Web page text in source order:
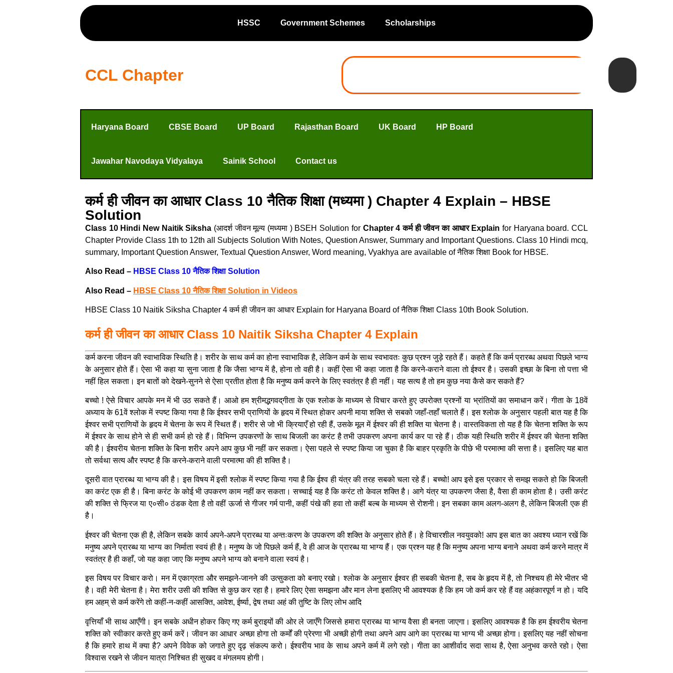
HSSC Government Schemes Scholarships
CCL Chapter
Haryana Board CBSE Board UP Board Rajasthan Board UK Board HP Board
Jawahar Navodaya Vidyalaya Sainik School Contact us
कर्म ही जीवन का आधार Class 10 नैतिक शिक्षा (मध्यमा ) Chapter 4 Explain – HBSE
Solution
Class 10 Hindi New Naitik Siksha (आदर्श जीवन मूल्य (मध्यमा ) BSEH Solution for Chapter 4 कर्म ही जीवन का आधार Explain for Haryana board. CCL
Chapter Provide Class 1th to 12th all Subjects Solution With Notes, Question Answer, Summary and Important Questions. Class 10 Hindi mcq,
summary, Important Question Answer, Textual Question Answer, Word meaning, Vyakhya are available of नैतिक शिक्षा Book for HBSE.
Also Read – HBSE Class 10 नैतिक शिक्षा Solution
Also Read – HBSE Class 10 नैतिक शिक्षा Solution in Videos
HBSE Class 10 Naitik Siksha Chapter 4 कर्म ही जीवन का आधार Explain for Haryana Board of नैतिक शिक्षा Class 10th Book Solution.
कर्म ही जीवन का आधार Class 10 Naitik Siksha Chapter 4 Explain
कर्म करना जीवन की स्वाभाविक स्थिति है। शरीर के साथ कर्म का होना स्वाभाविक है, लेकिन कर्म के साथ स्वभावतः कुछ प्रश्न जुड़े रहते हैं। कहते हैं कि कर्म प्रारब्ध अथवा पिछले भाग्य
के अनुसार होते हैं। ऐसा भी कहा या सुना जाता है कि जैसा भाग्य में है, होना तो वही है। कहीं ऐसा भी कहा जाता है कि करने-कराने वाला तो ईश्वर है। उसकी इच्छा के बिना तो पत्ता भी
नहीं हिल सकता। इन बातों को देखने-सुनने से ऐसा प्रतीत होता है कि मनुष्य कर्म करने के लिए स्वतंत्र है ही नहीं। यह सत्य है तो हम कुछ नया कैसे कर सकते हैं?
बच्चो ! ऐसे विचार आपके मन में भी उठ सकते हैं। आओ हम श्रीमद्भगवद्‌गीता के एक श्लोक के माध्यम से विचार करते हुए उपरोक्त प्रश्नों या भ्रांतियों का समाधान करें। गीता के 18वें
अध्याय के 61वें श्लोक में स्पष्ट किया गया है कि ईश्वर सभी प्राणियों के हृदय में स्थित होकर अपनी माया शक्ति से सबको जहाँ-तहाँ चलाते हैं। इस श्लोक के अनुसार पहली बात यह है कि
ईश्वर सभी प्राणियों के हृदय में चेतना के रूप में स्थित हैं। शरीर से जो भी क्रियाएँ हो रही हैं, उसके मूल में ईश्वर की ही शक्ति या चेतना है। वास्तविकता तो यह है कि चेतना शक्ति के रूप
में ईश्वर के साथ होने से ही सभी कर्म हो रहे हैं। विभिन्न उपकरणों के साथ बिजली का करंट है तभी उपकरण अपना कार्य कर पा रहे हैं। ठीक यही स्थिति शरीर में ईश्वर की चेतना शक्ति
की है। ईश्वरीय चेतना शक्ति के बिना शरीर अपने आप कुछ भी नहीं कर सकता। ऐसा पहले से स्पष्ट किया जा चुका है कि बाहर प्रकृति के पीछे भी परमात्मा की सत्ता है। इसलिए यह बात
तो सर्वथा सत्य और स्पष्ट है कि करने-कराने वाली परमात्मा की ही शक्ति है।
दूसरी वात प्रारब्ध या भाग्य की है। इस विषय में इसी श्लोक में स्पष्ट किया गया है कि ईश्व ही यंत्र की तरह सबको चला रहे हैं। बच्चो! आप इसे इस प्रकार से समझ सकते हो कि बिजली
का करंट एक ही है। बिना करंट के कोई भी उपकरण काम नहीं कर सकता। सच्चाई यह है कि करंट तो केवल शक्ति है। आगे यंत्र या उपकरण जैसा है, वैसा ही काम होता है। उसी करंट
की शक्ति से फ्रिज या ए०सी० ठंडक देता है तो वहीं ऊर्जा से गीजर गर्म पानी, कहीं पंखे की हवा तो कहीं बल्ब के माध्यम से रोशनी। इन सबका काम अलग-अलग है, लेकिन बिजली एक ही
है।
ईश्वर की चेतना एक ही है, लेकिन सबके कार्य अपने-अपने प्रारब्ध या अन्तःकरण के उपकरण की शक्ति के अनुसार होते हैं। हे विचारशील नवयुवको! आप इस बात का अवश्य ध्यान रखें कि
मनुष्य अपने प्रारब्ध या भाग्य का निर्माता स्वयं ही है। मनुष्य के जो पिछले कर्म हैं, वे ही आज के प्रारब्ध या भाग्य हैं। एक प्रश्न यह है कि मनुष्य अपना भाग्य बनाने अथवा कर्म करने मात्र में
स्वतंत्र है ही कहाँ, जो यह कहा जाए कि मनुष्य अपने भाग्य को बनाने वाला स्वयं है।
इस विषय पर विचार करो। मन में एकाग्रता और समझने-जानने की उत्सुकता को बनाए रखो। श्लोक के अनुसार ईश्वर ही सबकी चेतना है, सब के हृदय में है, तो निश्चय ही मेरे भीतर भी
है। वही मेरी चेतना है। मेरा शरीर उसी की शक्ति से कुछ कर रहा है। हमारे लिए ऐसा समझना और मान लेना इसलिए भी आवश्यक है कि हम जो कर्म कर रहे हैं वह अहंकारपूर्ण न हो। यदि
हम अहम् से कर्म करेंगे तो कहीं-न-कहीं आसक्ति, आवेश, ईर्ष्या, द्वेष तथा अहं की तुष्टि के लिए लोभ आदि
वृत्तियाँ भी साथ आएँगी। इन सबके अधीन होकर किए गए कर्म बुराइयों की ओर ले जाएँगे जिससे हमारा प्रारब्ध या भाग्य वैसा ही बनता जाएगा। इसलिए आवश्यक है कि हम ईश्वरीय चेतना
शक्ति को स्वीकार करते हुए कर्म करें। जीवन का आधार अच्छा होगा तो कर्मों की प्रेरणा भी अच्छी होगी तथा अपने आप आगे का प्रारब्ध या भाग्य भी अच्छा होगा। इसलिए यह नहीं सोचना
है कि हमारे हाथ में क्या है? अपने विवेक को जगाते हुए दृढ़ संकल्प करो। ईश्वरीय भाव के साथ अपने कर्म में लगे रहो। गीता का आशीर्वाद सदा साथ है, ऐसा अनुभव करते रहो। ऐसा
विश्वास रखने से जीवन यात्रा निश्चित ही सुखद व मंगलमय होगी।